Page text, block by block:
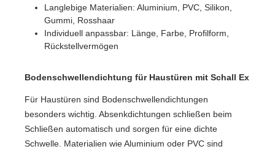
Langlebige Materialien: Aluminium, PVC, Silikon,
Gummi, Rosshaar
Individuell anpassbar: Länge, Farbe, Profilform,
Rückstellvermögen
Bodenschwellendichtung für Haustüren mit Schall Ex
Für Haustüren sind Bodenschwellendichtungen
besonders wichtig. Absenkdichtungen schließen beim
Schließen automatisch und sorgen für eine dichte
Schwelle. Materialien wie Aluminium oder PVC sind